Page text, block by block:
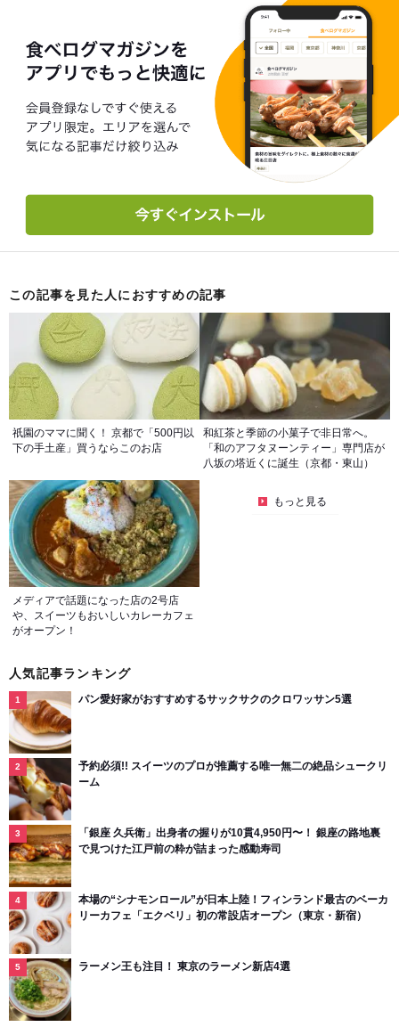
この記事を見た人におすすめの記事
祇園のママに聞く！ 京都で「500円以
下の手土産」買うならこのお店
和紅茶と季節の小菓子で非日常へ。
「和のアフタヌーンティー」専門店が
八坂の塔近くに誕生（京都・東山）
メディアで話題になった店の2号店
や、スイーツもおいしいカレーカフェ
がオープン！
もっと見る
人気記事ランキング
パン愛好家がおすすめするサックサクのクロワッサン5選
予約必須!! スイーツのプロが推薦する唯一無二の絶品シュークリ
ーム
「銀座 久兵衛」出身者の握りが10貫4,950円〜！ 銀座の路地裏
で見つけた江戸前の粋が詰まった感動寿司
本場の“シナモンロール”が日本上陸！フィンランド最古のベーカ
リーカフェ「エクベリ」初の常設店オープン（東京・新宿）
ラーメン王も注目！ 東京のラーメン新店4選